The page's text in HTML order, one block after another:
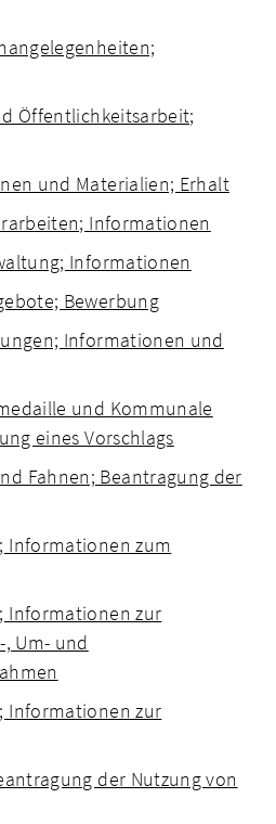
Öffentlichkeitsarbeit;
und Materialien; Erhalt
Informationen
Informationen
Bewerbung
Informationen und
und Kommunale
eines Vorschlags
Fahnen; Beantragung der
Informationen zum
Informationen zur
Um- und
Informationen zur
der Nutzung von